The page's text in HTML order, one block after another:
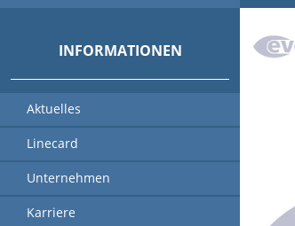
INFORMATIONEN
Aktuelles
Linecard
Unternehmen
Karriere